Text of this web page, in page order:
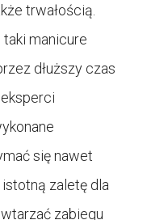
trwałością.
manicure
dłuższy czas
się nawet
zaletę dla
zabiegu